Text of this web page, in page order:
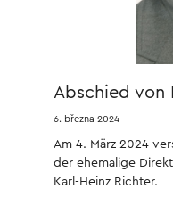
Abschied von
6. března 2024
Am 4. März 2024
der ehemalige
Karl-Heinz Richter.